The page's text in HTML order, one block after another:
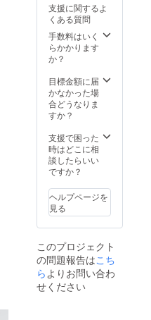
支援に関するよ
くある質問
手数料はいく
らかかります
か？
目標金額に届
かなかった場
合どうなりま
すか？
支援で困った
時はどこに相
談したらいい
ですか？
ヘルプページを
見る
このプロジェクト
の問題報告はこち
ら よりお問い合わ
せください